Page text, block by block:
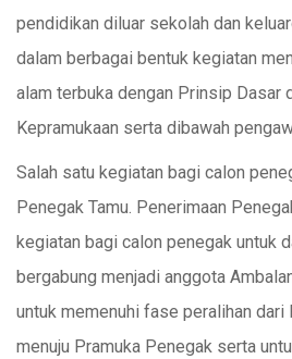
pendidikan diluar sekolah dan
dalam berbagai bentuk kegiatan
alam terbuka dengan Prinsip Dasar
Kepramukaan serta dibawah
Salah satu kegiatan bagi calon
Penegak Tamu. Penerimaan
kegiatan bagi calon penegak untuk
bergabung menjadi anggota
untuk memenuhi fase peralihan dari
menuju Pramuka Penegak serta